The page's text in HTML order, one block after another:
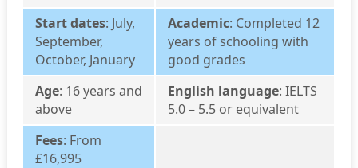
Start dates: July,
September,
October, January
Academic: Completed 12
years of schooling with
good grades
Age: 16 years and
above
English language: IELTS
5.0 – 5.5 or equivalent
Fees: From
£16,995